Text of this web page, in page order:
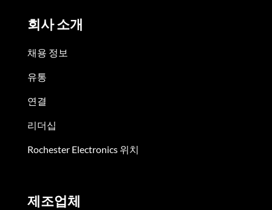
회사 소개
채용 정보
유통
연결
리더십
Rochester Electronics 위치
제조업체